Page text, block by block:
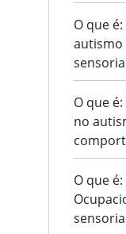
O que
autismo
O que
no
O que